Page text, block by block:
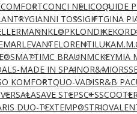
COMFORTCONCI NELICOQUIDE
GIANNI TOSSIGIFTGINA
KLOPKLONDIKE
LEVANTELORENTILUKA
MATTIMC BRAUNMCKEYMIA
MADE IN SPAINOR&MI
KOMFORTQUO-VADISR&B
SALASAVE STEPSC+S
DUO-TEXTEMPOSTRIO